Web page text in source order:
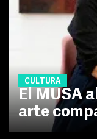
CULTURA
El MUSA
arte